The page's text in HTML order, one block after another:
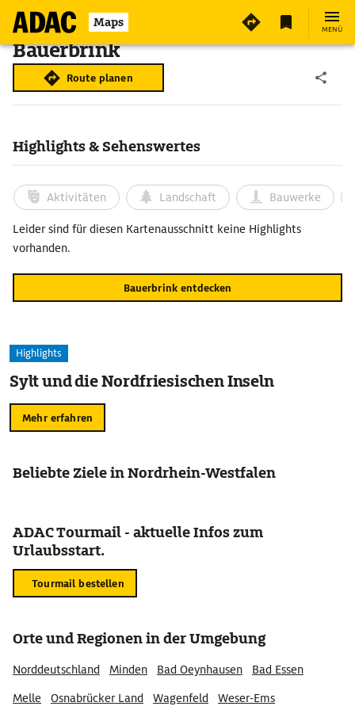
Maps MENÜ
Bauerbrink
Route planen
Highlights & Sehenswertes
Aktivitäten Landschaft Bauwerke
Leider sind für diesen Kartenausschnitt keine Highlights
vorhanden.
Bauerbrink entdecken
Highlights
Sylt und die Nordfriesischen Inseln
Mehr erfahren
Beliebte Ziele in Nordrhein-Westfalen
ADAC Tourmail - aktuelle Infos zum
Urlaubsstart.
Tourmail bestellen
Orte und Regionen in der Umgebung
Norddeutschland Minden Bad Oeynhausen
Bad Essen
Melle
Osnabrücker Land Wagenfeld Weser-Ems